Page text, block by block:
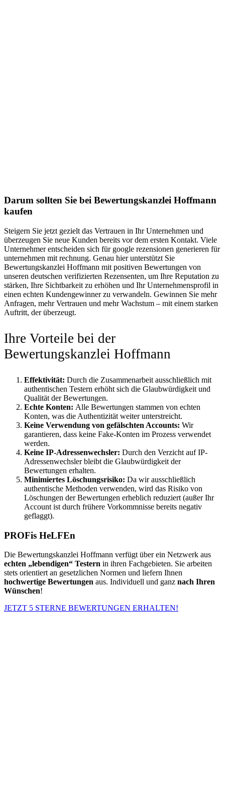
Darum sollten Sie bei Bewertungskanzlei Hoffmann
kaufen
Steigern Sie jetzt gezielt das Vertrauen in Ihr Unternehmen und
überzeugen Sie neue Kunden bereits vor dem ersten Kontakt. Viele
Unternehmer entscheiden sich für google rezensionen generieren für
unternehmen mit rechnung. Genau hier unterstützt Sie
Bewertungskanzlei Hoffmann mit positiven Bewertungen von
unseren deutschen verifizierten Rezensenten, um Ihre Reputation zu
stärken, Ihre Sichtbarkeit zu erhöhen und Ihr Unternehmensprofil in
einen echten Kundengewinner zu verwandeln. Gewinnen Sie mehr
Anfragen, mehr Vertrauen und mehr Wachstum – mit einem starken
Auftritt, der überzeugt.
Ihre Vorteile bei der
Bewertungskanzlei Hoffmann
Effektivität: Durch die Zusammenarbeit ausschließlich mit
authentischen Testern erhöht sich die Glaubwürdigkeit und
Qualität der Bewertungen.
Echte Konten: Alle Bewertungen stammen von echten
Konten, was die Authentizität weiter unterstreicht.
Keine Verwendung von gefälschten Accounts: Wir
garantieren, dass keine Fake-Konten im Prozess verwendet
werden.
Keine IP-Adressenwechsler: Durch den Verzicht auf IP-
Adressenwechsler bleibt die Glaubwürdigkeit der
Bewertungen erhalten.
Minimiertes Löschungsrisiko: Da wir ausschließlich
authentische Methoden verwenden, wird das Risiko von
Löschungen der Bewertungen erheblich reduziert (außer Ihr
Account ist durch frühere Vorkommnisse bereits negativ
geflaggt).
PROFis HeLFEn
Die Bewertungskanzlei Hoffmann verfügt über ein Netzwerk aus
echten „lebendigen“ Testern in ihren Fachgebieten. Sie arbeiten
stets orientiert an gesetzlichen Normen und liefern Ihnen
hochwertige Bewertungen aus. Individuell und ganz nach Ihren
Wünschen!
JETZT 5 STERNE BEWERTUNGEN ERHALTEN!